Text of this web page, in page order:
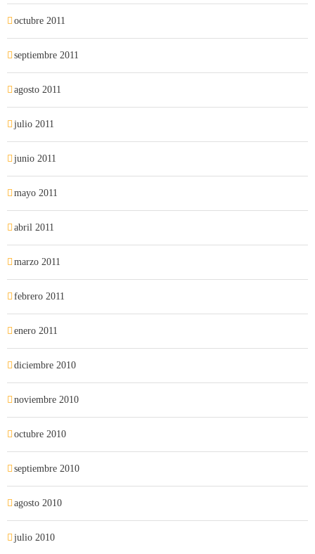
octubre 2011
septiembre 2011
agosto 2011
julio 2011
junio 2011
mayo 2011
abril 2011
marzo 2011
febrero 2011
enero 2011
diciembre 2010
noviembre 2010
octubre 2010
septiembre 2010
agosto 2010
julio 2010